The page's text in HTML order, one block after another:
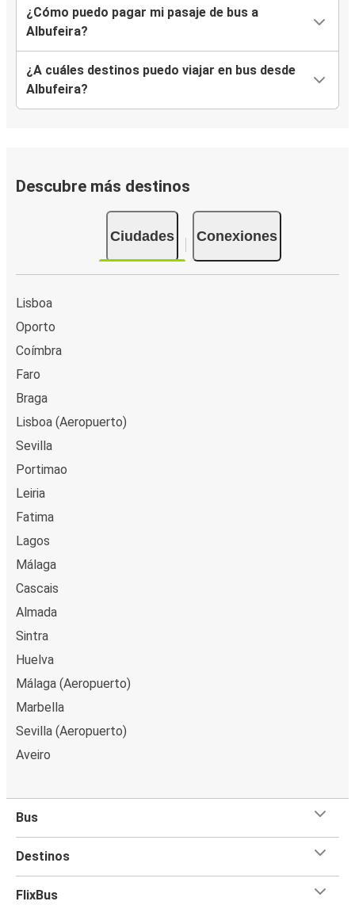
¿Cómo puedo pagar mi pasaje de bus a
Albufeira?
¿A cuáles destinos puedo viajar en bus desde
Albufeira?
Descubre más destinos
Ciudades Conexiones
Lisboa
Oporto
Coímbra
Faro
Braga
Lisboa (Aeropuerto)
Sevilla
Portimao
Leiria
Fatima
Lagos
Málaga
Cascais
Almada
Sintra
Huelva
Málaga (Aeropuerto)
Marbella
Sevilla (Aeropuerto)
Aveiro
Bus
Destinos
FlixBus